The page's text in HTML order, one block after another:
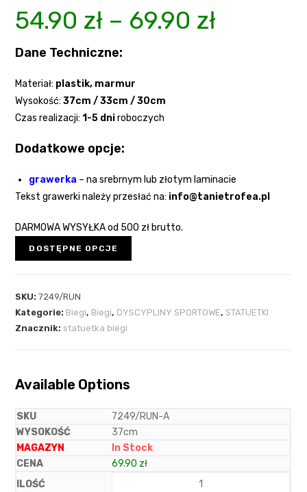
54.90 zł – 69.90 zł
Dane Techniczne:
Materiał: plastik, marmur
Wysokość:37cm / 33cm / 30cm
Czas realizacji:1-5 dniroboczych
Dodatkowe opcje:
grawerka – na srebrnym lub złotym laminacie
Tekst grawerki należy przesłać na: info@tanietrofea.pl
DARMOWA WYSYŁKAod 500 zł brutto.
DOSTĘPNE OPCJE
SKU:7249/RUN
Kategorie: Biegi, Biegi, DYSCYPLINY SPORTOWE, STATUETKI
Znacznik: statuetka biegi
Available Options
7249/RUN-A
37cm
In Stock
69.90 zł